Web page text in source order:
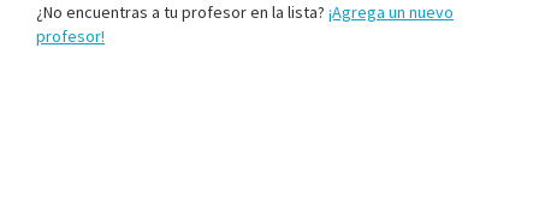
¿No encuentras a tu profesor en la lista? ¡Agrega un nuevo
profesor!